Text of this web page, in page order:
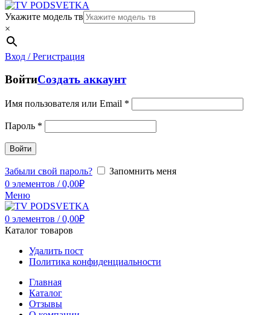
Укажите модель тв
×
Вход / Регистрация
ВойтиСоздать аккаунт
Имя пользователя или Email *
Пароль *
Войти
Забыли свой пароль?
Запомнить меня
0 элементов / 0,00₽
Меню
0 элементов / 0,00₽
Каталог товаров
Удалить пост
Политика конфиденциальности
Главная
Каталог
Отзывы